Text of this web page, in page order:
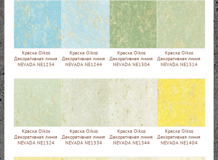
Краска Oikos
Декоративная линия
NEVADA NE1234
Краска Oikos
Декоративная линия
NEVADA NE1244
Краска Oikos
Декоративная линия
NEVADA NE1304
Краска Oikos
Декоративная линия
NEVADA NE1314
Краска Oikos
Декоративная линия
NEVADA NE1324
Краска Oikos
Декоративная линия
NEVADA NE1334
Краска Oikos
Декоративная линия
NEVADA NE1344
Краска Oikos
Декоративная линия
NEVADA NE1404